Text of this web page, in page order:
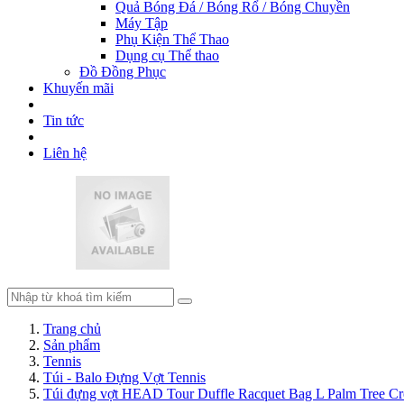
Quả Bóng Đá / Bóng Rổ / Bóng Chuyền
Máy Tập
Phụ Kiện Thể Thao
Dụng cụ Thể thao
Đồ Đồng Phục
Khuyến mãi
Tin tức
Liên hệ
Trang chủ
Sản phẩm
Tennis
Túi - Balo Đựng Vợt Tennis
Túi đựng vợt HEAD Tour Duffle Racquet Bag L Palm Tree